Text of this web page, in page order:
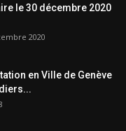
le 30 décembre 2020
2020
en Ville de Genève